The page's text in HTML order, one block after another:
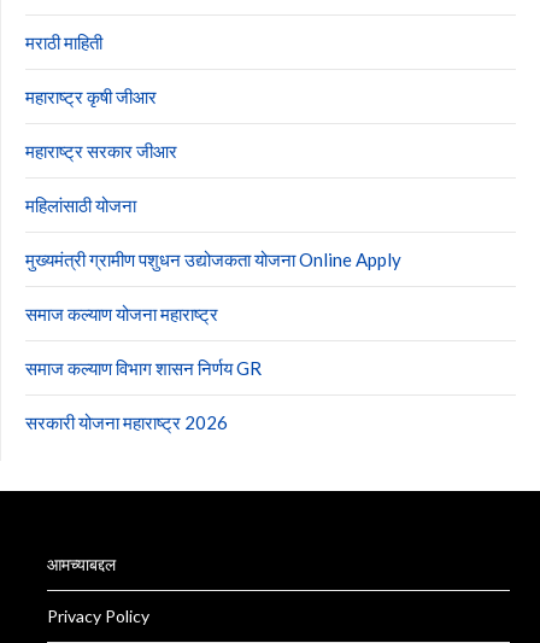
मराठी माहिती
महाराष्ट्र कृषी जीआर
महाराष्ट्र सरकार जीआर
महिलांसाठी योजना
मुख्यमंत्री ग्रामीण पशुधन उद्योजकता योजना Online Apply
समाज कल्याण योजना महाराष्ट्र
समाज कल्याण विभाग शासन निर्णय GR
सरकारी योजना महाराष्ट्र 2026
आमच्याबद्दल
Privacy Policy